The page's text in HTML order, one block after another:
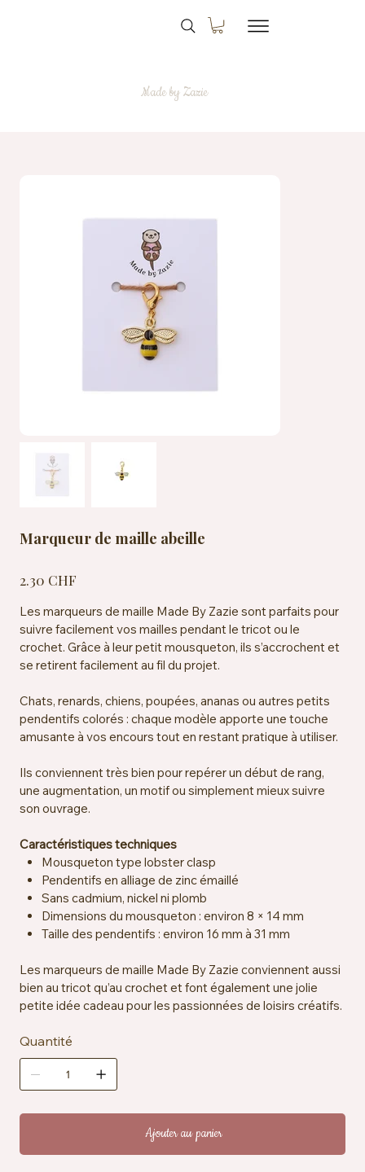
Made by Zazie
Marqueur de maille abeille
2.30 CHF
Les marqueurs de maille Made By Zazie sont parfaits pour
suivre facilement vos mailles pendant le tricot ou le
crochet. Grâce à leur petit mousqueton, ils s’accrochent et
se retirent facilement au fil du projet.
Chats, renards, chiens, poupées, ananas ou autres petits
pendentifs colorés : chaque modèle apporte une touche
amusante à vos encours tout en restant pratique à utiliser.
Ils conviennent très bien pour repérer un début de rang,
une augmentation, un motif ou simplement mieux suivre
son ouvrage.
Caractéristiques techniques
Mousqueton type lobster clasp
Pendentifs en alliage de zinc émaillé
Sans cadmium, nickel ni plomb
Dimensions du mousqueton : environ 8 × 14 mm
Taille des pendentifs : environ 16 mm à 31 mm
Les marqueurs de maille Made By Zazie conviennent aussi
bien au tricot qu’au crochet et font également une jolie
petite idée cadeau pour les passionnées de loisirs créatifs.
Quantité
Ajouter au panier